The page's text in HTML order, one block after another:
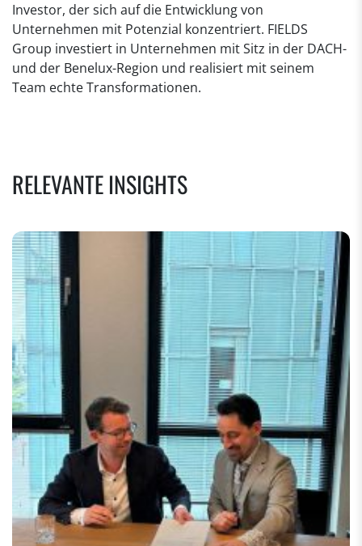
Investor, der sich auf die Entwicklung von
Unternehmen mit Potenzial konzentriert. FIELDS
Group investiert in Unternehmen mit Sitz in der DACH-
und der Benelux-Region und realisiert mit seinem
Team echte Transformationen.
RELEVANTE INSIGHTS